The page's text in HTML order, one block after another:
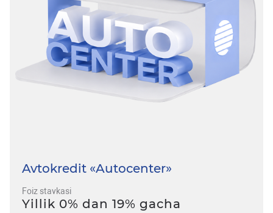
Avtokredit «Autocenter»
Foiz stavkasi
Yillik 0% dan 19% gacha